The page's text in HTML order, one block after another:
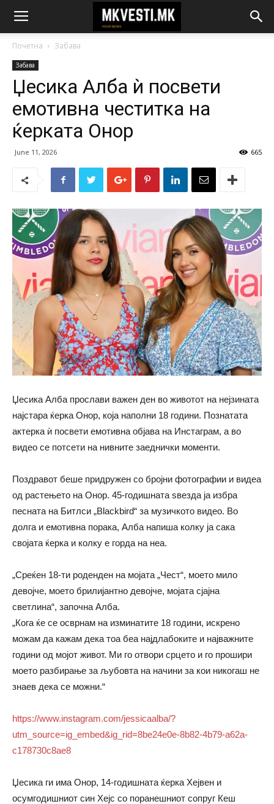
Почетна Забава
Забава
Џесика Алба ѝ посвети
емотивна честитка на
ќерката Онор
June 11, 2026 665
Џесика Алба прослави важен ден во животот на нејзината
најстара ќерка Онор, која наполни 18 години. Познатата
актерка ѝ посвети емотивна објава на Инстаграм, а во
видео се потсети на нивните заеднички моменти.
Поздравот беше придружен со бројни фотографии и видеа
од растењето на Онор. 45-годишната ѕвезда ја избра
песната на Битлси „Blackbird“ за музичкото видео. Во
долга и емотивна порака, Алба напиша колку ја сака
својата ќерка и колку е горда на неа.
„Среќен 18-ти роденден на мојата „Чест“, моето мило
девојче, моето брилијантно девојче, мојата сјајна
светлина“, започна Алба.
„Кога ќе се осврнам на изминатите 18 години, искрено
можам да кажам дека тоа беа најдлабоките и најважните
години од мојот живот. Ми го отвори срцето и го прошири
моето разбирање за љубовта на начини за кои никогаш не
знаев дека се можни.“
https://www.instagram.com/jessicaalba/?
utm_source=ig_embed&ig_rid=8be24e0e-8b82-4b79-a62a-
c178730c8ae8
Џесика ги има Онор, 14-годишната ќерка Хејвен и
осумгодишниот син Хејс со поранешниот сопруг Кеш